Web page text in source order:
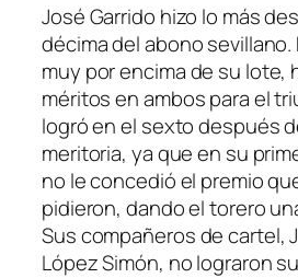
José Garrido hizo lo más
décima del abono
muy por encima de su lote,
méritos en ambos para el
logró en el sexto después
meritoria, ya que en su
no le concedió el premio
pidieron, dando el torero
Sus compañeros de cartel,
López Simón, no lograron